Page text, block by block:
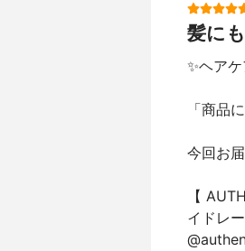
髪に
✨ヘアケ
「商品
今回お
【
イドレ